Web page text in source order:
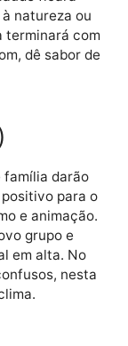
e nos
e se
expandir os
muito!
financeiras
e
em
saúde ficará
à natureza
terminará
bom, dê sabor